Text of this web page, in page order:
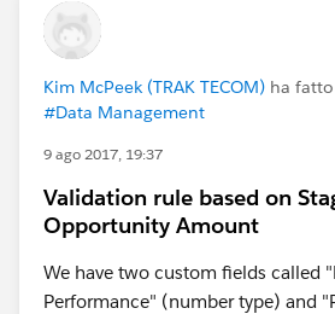
Kim McPeek (TRAK TECOM) ha
#Data Management
9 ago 2017, 19:37
Validation rule based on
Opportunity Amount
We have two custom fields called
Performance" (number type) and